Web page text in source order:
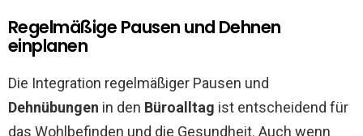
Regelmäßige Pausen und Dehnen
einplanen
Die Integration regelmäßiger Pausen und
Dehnübungen in den Büroalltag ist entscheidend für
das Wohlbefinden und die Gesundheit. Auch wenn